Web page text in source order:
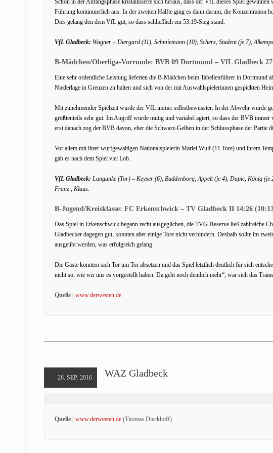
Schon in der Anfangsphase kristallisierte sich heraus, dass der VfL dieses Spiel
Führung kontinuierlich aus. In der zweiten Hälfte ging es dann darum, die Konzentration
Dies gelang den dem VfL gut, so dass schließlich ein 53:19-Sieg stand.
VfL Gladbeck: Wagner – Diergard (11), Schmiemann (10), Scherz, Student (je 7),
B-Mädchen/Oberliga-Vorrunde: BVB 09 Dortmund – VfL Gladbeck
Eine sehr ordentliche Leistung lieferten die B-Mädchen beim Tabellenführer in Dortmund
Niederlage in Grenzen zu halten und sich von der mit Auswahlspielerinnen gespickten
Mit zunehmender Spielzeit wurde der VfL immer selbstbewusster: In der Abwehr wurde
größtenteils sehr gut. Im Angriff wurde mutig und variabel agiert, so dass der BVB immer
erst danach zog der BVB davon, eher die Schwarz-Gelben in der Schlussphase der Partie
Vor allem mit ihrer wurfgewaltigen Nationalspielerin Mariel Wulf (11 Tore) und ihrem
gab es nach dem Spiel viel Lob.
VfL Gladbeck: Langanke (Tor) – Keyser (6), Buddenborg, Appelt (je 4), Dapic, König
Franz , Klaus.
B-Jugend/Kreisklasse: FC Erkenschwick – TV Gladbeck II 14:26
Das Spiel in Erkenschwick begann recht ausgeglichen, die TVG-Reserve ließ zahlreiche
Gladbecker dagegen gut, konnten aber einige Tore nicht verhindern. Deshalb sollte im
ausgeübt werden, was erfolgreich gelang.
Die Gäste konnten sich Tor um Tor absetzen und das Spiel letztlich deutlich für sich
nicht so, wie wir uns es vorgestellt haben. Da geht noch deutlich mehr“, war sich das
Quelle | www.derwesten.de
26. SEP. 2016 WAZ Gladbeck
Quelle | www.derwesten.de (Thomas Dieckhoff)